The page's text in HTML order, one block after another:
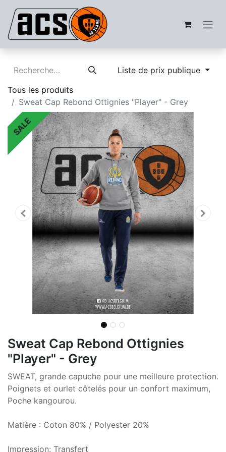
Liste de prix publique
Tous les produits
Sweat Cap Rebond Ottignies "Player" - Grey
SALE
Sweat Cap Rebond Ottignies
"Player" - Grey
SWEAT, grande capuche pour une meilleure protection.
Poignets et ourlet côtelés pour un confort maximum,
Poche kangourou.
Matière : Coton 80% / Polyester 20%
Impression: Transfert